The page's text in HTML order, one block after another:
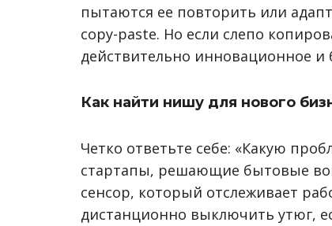
пытаются ее повторить или
copy-paste. Но если слепо
действительно инновационное
Как найти нишу для нового
Четко ответьте себе: «Какую
стартапы, решающие бытовые
сенсор, который отслеживает
дистанционно выключить утюг,